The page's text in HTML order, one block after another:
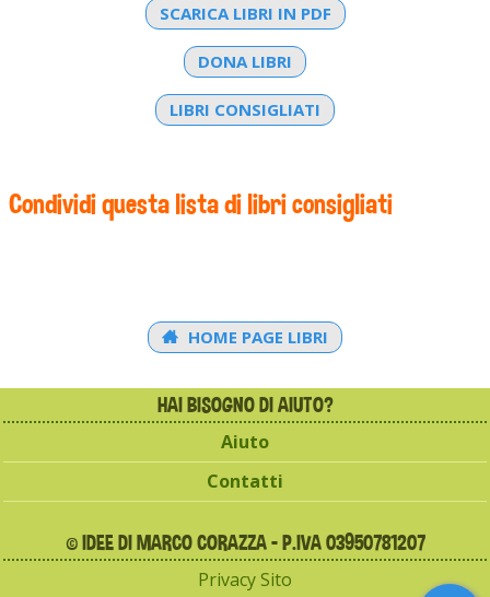
SCARICA LIBRI IN PDF
DONA LIBRI
LIBRI CONSIGLIATI
Condividi questa lista di libri consigliati
HOME PAGE LIBRI
HAI BISOGNO DI AIUTO?
Aiuto
Contatti
© IDEE DI MARCO CORAZZA - P.IVA 03950781207
Privacy Sito